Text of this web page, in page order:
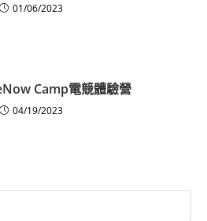
01/06/2023
Camp電競體驗營
04/19/2023